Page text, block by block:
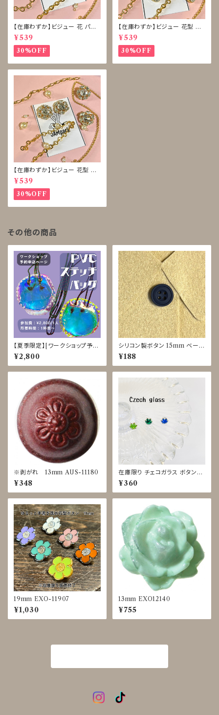
【在庫わずか】ビジュー 花 パー
ル ボタン 再販なし
¥539
30%OFF
【在庫わずか】ビジュー 花型 雪
型 ボタン 再販なし
¥539
30%OFF
【在庫わずか】ビジュー 花型 ボ
タン 再販なし
¥539
30%OFF
その他の商品
【夏季限定】[ワークショップ予約
申込] PVCステッチバッグ クラ
フト体験 8/3-8、8/25-28
¥2,800
シリコン製ボタン 15mm ベージ
ュ/カーキ/ネイビー/ブラック JI
R-0049
¥188
※剥がれ 13mm AUS-11180
¥348
在庫限り チェコガラス ボタン◇
9mm
¥360
19mm EXO-11907
¥1,030
13mm EXO12140
¥755